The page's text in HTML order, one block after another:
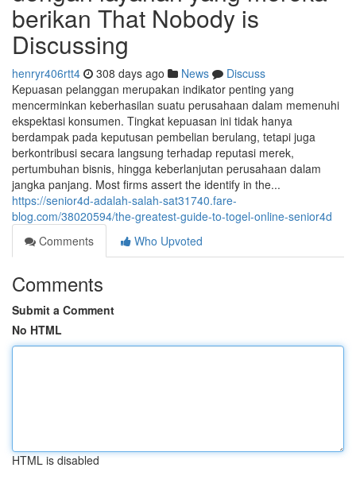
berikan That Nobody is
Discussing
henryr406rtt4 308 days ago News
Discuss
Kepuasan pelanggan merupakan indikator penting yang
mencerminkan keberhasilan suatu perusahaan dalam memenuhi
ekspektasi konsumen. Tingkat kepuasan ini tidak hanya
berdampak pada keputusan pembelian berulang, tetapi juga
berkontribusi secara langsung terhadap reputasi merek,
pertumbuhan bisnis, hingga keberlanjutan perusahaan dalam
jangka panjang. Most firms assert the identify in the...
https://senior4d-adalah-salah-sat31740.fare-
blog.com/38020594/the-greatest-guide-to-togel-online-senior4d
Comments
Who Upvoted
Comments
Submit a Comment
No HTML
HTML is disabled